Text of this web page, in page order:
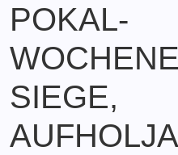
POKAL-
SIEGE,